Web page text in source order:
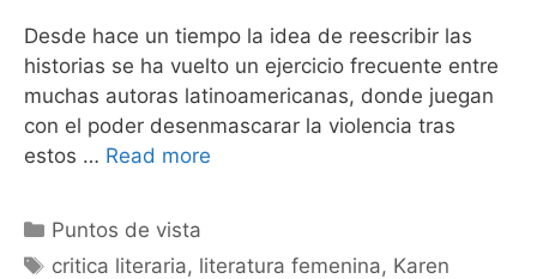
Desde hace un tiempo la idea de reescribir las
historias se ha vuelto un ejercicio frecuente entre
muchas autoras latinoamericanas, donde juegan
con el poder desenmascarar la violencia tras
estos … Read more
Puntos de vista
critica literaria, literatura femenina, Karen